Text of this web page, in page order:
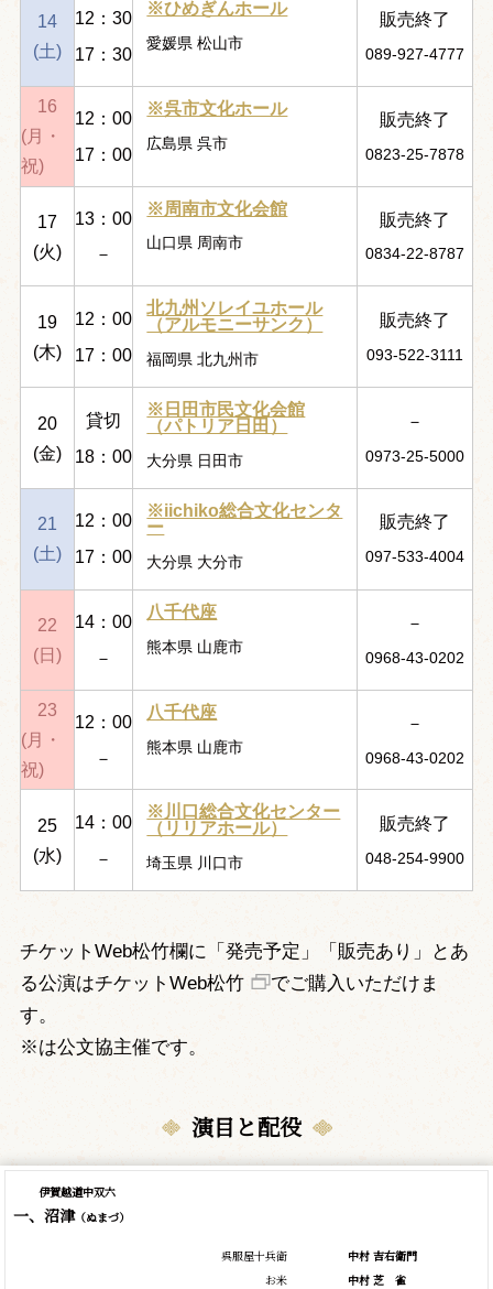
14
(土)
12：30
17：30
※ひめぎんホール
愛媛県 松山市
販売終了
089-927-4777
16
(月・
祝)
12：00
17：00
※呉市文化ホール
広島県 呉市
販売終了
0823-25-7878
17
(火)
13：00
－
※周南市文化会館
山口県 周南市
販売終了
0834-22-8787
19
(木)
12：00
17：00
北九州ソレイユホール
（アルモニーサンク）
福岡県 北九州市
販売終了
093-522-3111
20
(金)
貸切
18：00
※日田市民文化会館
（パトリア日田）
大分県 日田市
－
0973-25-5000
21
(土)
12：00
17：00
※iichiko総合文化センタ
ー
大分県 大分市
販売終了
097-533-4004
22
(日)
14：00
－
八千代座
熊本県 山鹿市
－
0968‐43‐0202
23
(月・
祝)
12：00
－
八千代座
熊本県 山鹿市
－
0968‐43‐0202
25
(水)
14：00
－
※川口総合文化センター
（リリアホール）
埼玉県 川口市
販売終了
048-254-9900
チケットWeb松竹欄に「発売予定」「販売あり」とあ
る公演はチケットWeb松竹
でご購入いただけま
す。
※は公文協主催です。
演目と配役
伊賀越道中双六
一、沼津（ぬまづ）
呉服屋十兵衛
お米
中村 吉右衛門
中村 芝
雀